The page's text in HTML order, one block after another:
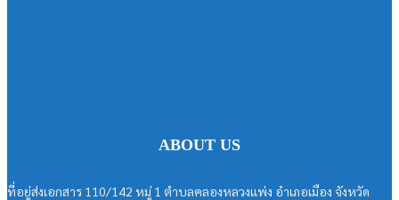
ABOUT US
ที่อยู่ส่งเอกสาร 110/142 หมู่ 1 ตำบลคลองหลวงแพ่ง อำเภอเมือง จังหวัด